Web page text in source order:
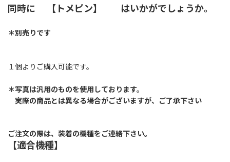
同時に 【トメピン】 はいかがでしょうか。
＊別売りです
１個よりご購入可能です。
＊写真は汎用のものを使用しております。
実際の商品とは異なる場合がございますが、ご了承下さい
ご注文の際は、装着の機種をご連絡下さい。
【適合機種】